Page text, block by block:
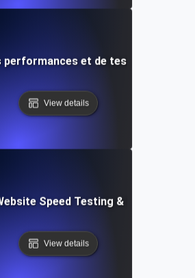
et de test de vitesse
View details
Speed Testing &
View details